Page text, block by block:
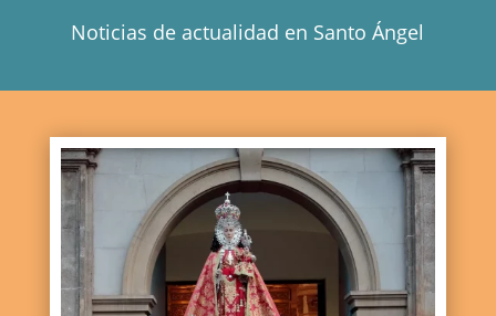
Noticias de actualidad en Santo Ángel